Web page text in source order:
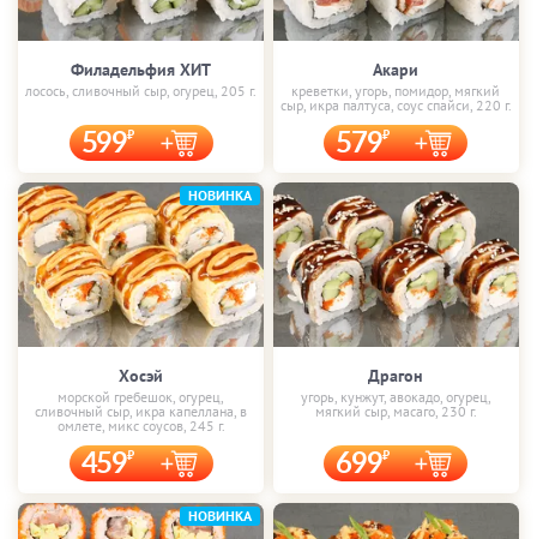
Филадельфия ХИТ
лосось, сливочный сыр, огурец, 205 г.
599
Акари
креветки, угорь, помидор, мягкий
сыр, икра палтуса, соус спайси, 220 г.
579
Хосэй
морской гребешок, огурец,
сливочный сыр, икра капеллана, в
омлете, микс соусов, 245 г.
459
НОВИНКА
Драгон
угорь, кунжут, авокадо, огурец,
мягкий сыр, масаго, 230 г.
699
НОВИНКА